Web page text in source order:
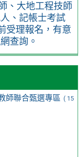
、大地工程技師
、記帳士考試
受理報名，有意
查詢。
師聯合甄選專區 ( 15